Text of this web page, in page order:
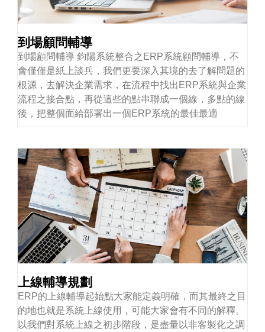
到場顧問輔導
到場顧問輔導 鈞陽系統整合之ERP系統顧問輔導，不
會僅僅是紙上談兵，我們更要深入其境的去了解問題的
根源，去解決企業需求，在流程中找出ERP系統與企業
流程之接合點，再從這些的點串聯成一個線，多點的線
後，把整個面給部署出一個ERP系統的最佳最適
上線輔導規劃
ERP的上線輔導起始點大家能定義明確，而其最終之目
的地也就是系統上線使用，可能大家會有不同的解釋。
以我們對系統上線之初步階段，是盡量以非客製化之調